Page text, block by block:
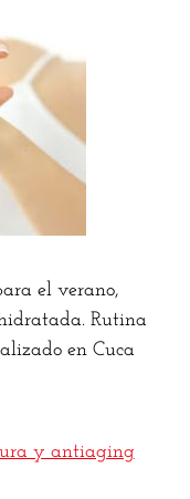
el verano,
Rutina
en Cuca
y antiaging